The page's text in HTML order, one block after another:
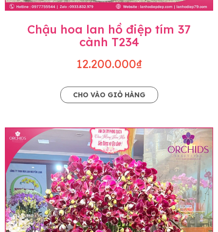
Chậu hoa lan hồ điệp tím 37
cành T234
12.200.000₫
CHO VÀO GIỎ HÀNG